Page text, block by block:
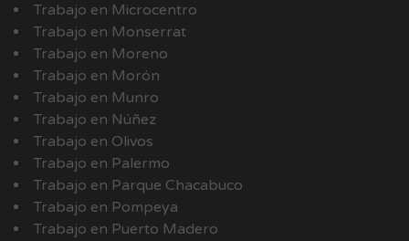
Trabajo en Microcentro
Trabajo en Monserrat
Trabajo en Moreno
Trabajo en Morón
Trabajo en Munro
Trabajo en Núñez
Trabajo en Olivos
Trabajo en Palermo
Trabajo en Parque Chacabuco
Trabajo en Pompeya
Trabajo en Puerto Madero